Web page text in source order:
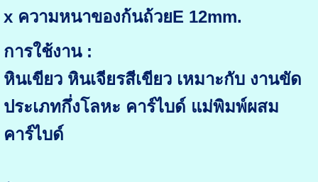
x ความหนาของก้นถ้วยE 12mm.
การใช้งาน :
หินเขียว หินเจียรสีเขียว เหมาะกับ งานขัด
ประเภทกึ่งโลหะ คาร์ไบด์ แม่พิมพ์ผสม
คาร์ไบด์